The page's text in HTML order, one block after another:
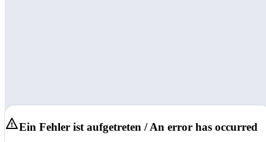
Ein Fehler ist aufgetreten / An error has occurred